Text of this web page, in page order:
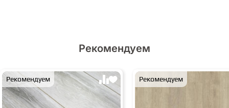
Рекомендуем
Рекомендуем Рекомендуем